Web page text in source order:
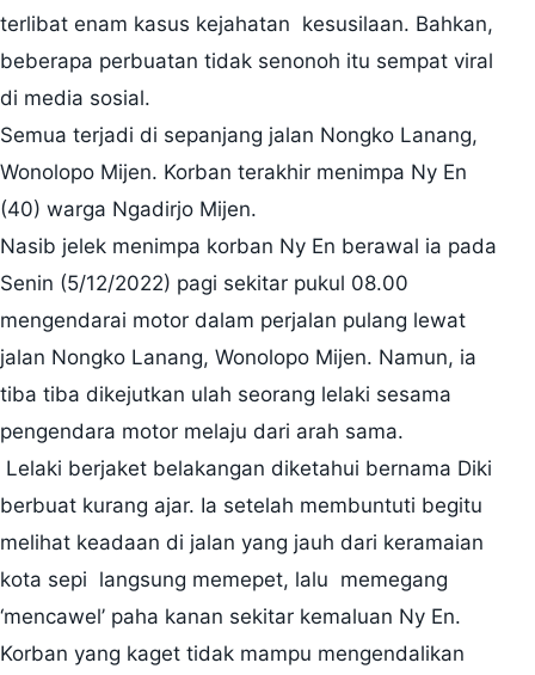
terlibat enam kasus kejahatan kesusilaan. Bahkan,
beberapa perbuatan tidak senonoh itu sempat viral
di media sosial.
Semua terjadi di sepanjang jalan Nongko Lanang,
Wonolopo Mijen. Korban terakhir menimpa Ny En
(40) warga Ngadirjo Mijen.
Nasib jelek menimpa korban Ny En berawal ia pada
Senin (5/12/2022) pagi sekitar pukul 08.00
mengendarai motor dalam perjalan pulang lewat
jalan Nongko Lanang, Wonolopo Mijen. Namun, ia
tiba tiba dikejutkan ulah seorang lelaki sesama
pengendara motor melaju dari arah sama.
Lelaki berjaket belakangan diketahui bernama Diki
berbuat kurang ajar. Ia setelah membuntuti begitu
melihat keadaan di jalan yang jauh dari keramaian
kota sepi langsung memepet, lalu memegang
‘mencawel’ paha kanan sekitar kemaluan Ny En.
Korban yang kaget tidak mampu mengendalikan